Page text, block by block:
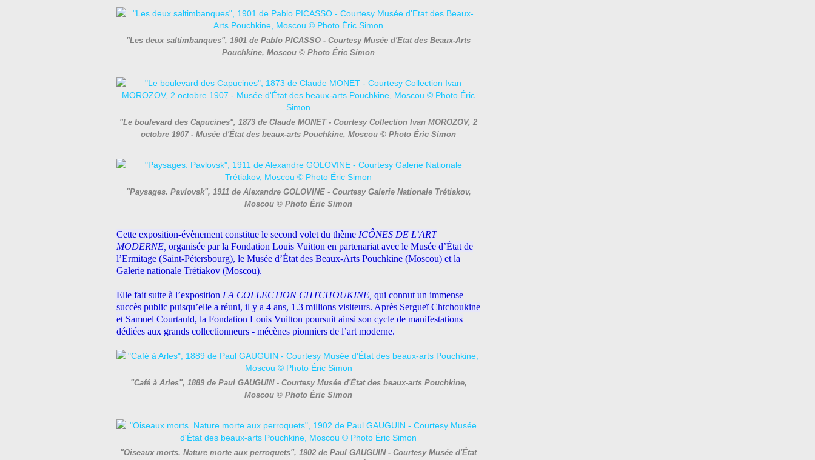
"Les deux saltimbanques", 1901 de Pablo PICASSO - Courtesy Musée d'Etat des Beaux-Arts
Pouchkine, Moscou © Photo Éric Simon
"Le boulevard des Capucines", 1873 de Claude MONET - Courtesy Collection Ivan MOROZOV, 2
octobre 1907 - Musée d'État des beaux-arts Pouchkine, Moscou © Photo Éric Simon
"Paysages. Pavlovsk", 1911 de Alexandre GOLOVINE - Courtesy Galerie Nationale Trétiakov,
Moscou © Photo Éric Simon
Cette exposition-évènement constitue le second volet du thème ICÔNES DE L’ART
MODERNE, organisée par la Fondation Louis Vuitton en partenariat avec le Musée d’État de
l’Ermitage (Saint-Pétersbourg), le Musée d’État des Beaux-Arts Pouchkine (Moscou) et la
Galerie nationale Trétiakov (Moscou).
Elle fait suite à l’exposition LA COLLECTION CHTCHOUKINE, qui connut un immense
succès public puisqu’elle a réuni, il y a 4 ans, 1.3 millions visiteurs. Après Sergueï Chtchoukine
et Samuel Courtauld, la Fondation Louis Vuitton poursuit ainsi son cycle de manifestations
dédiées aux grands collectionneurs - mécènes pionniers de l’art moderne.
"Café à Arles", 1889 de Paul GAUGUIN - Courtesy Musée d'État des beaux-arts Pouchkine,
Moscou © Photo Éric Simon
"Oiseaux morts. Nature morte aux perroquets", 1902 de Paul GAUGUIN - Courtesy Musée d'État